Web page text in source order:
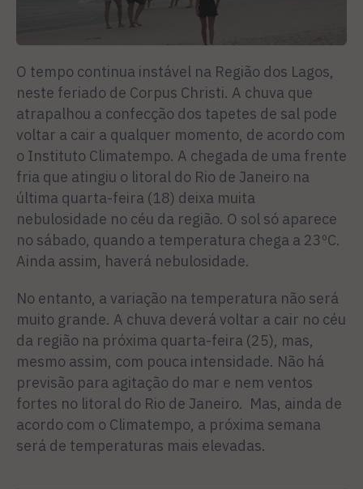
O tempo continua instável na Região dos Lagos,
neste feriado de Corpus Christi. A chuva que
atrapalhou a confecção dos tapetes de sal pode
voltar a cair a qualquer momento, de acordo com
o Instituto Climatempo. A chegada de uma frente
fria que atingiu o litoral do Rio de Janeiro na
última quarta-feira (18) deixa muita
nebulosidade no céu da região. O sol só aparece
no sábado, quando a temperatura chega a 23ºC.
Ainda assim, haverá nebulosidade.
No entanto, a variação na temperatura não será
muito grande. A chuva deverá voltar a cair no céu
da região na próxima quarta-feira (25), mas,
mesmo assim, com pouca intensidade. Não há
previsão para agitação do mar e nem ventos
fortes no litoral do Rio de Janeiro. Mas, ainda de
acordo com o Climatempo, a próxima semana
será de temperaturas mais elevadas.